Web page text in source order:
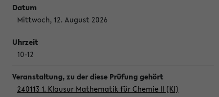
Mittwoch, 12. August 2026
10-12
240113 1. Klausur Mathematik für Chemie II (Kl)